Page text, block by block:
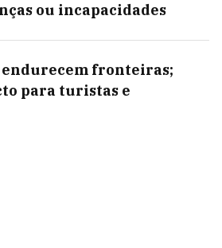
ou incapacidades
fronteiras;
para turistas e